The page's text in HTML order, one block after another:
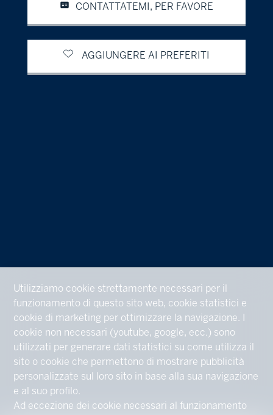
CONTATTATEMI, PER FAVORE
AGGIUNGERE AI PREFERITI
Utilizziamo cookie strettamente necessari per il
funzionamento di questo sito web, cookie statistici e
cookie di marketing per ottimizzare la navigazione. I
cookie non necessari (youtube, google, ecc.) sono
utilizzati per generare dati statistici su come utilizza il
sito o cookie che permettono di mostrare pubblicità
personalizzate sul loro sito in base alla sua navigazione
e al suo profilo.
Ad eccezione dei cookie necessari al funzionamento